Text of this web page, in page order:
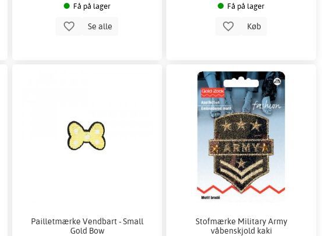
Få på lager
Se alle
Få på lager
Køb
Pailletmærke Vendbart - Small
Gold Bow
Stofmærke Military Army
våbenskjold kaki